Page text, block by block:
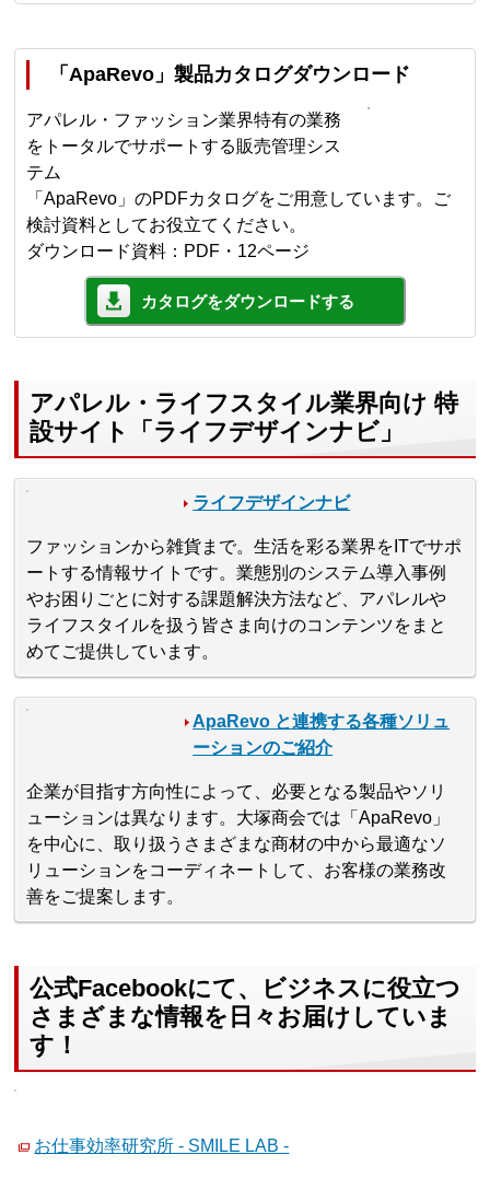
「ApaRevo」製品カタログダウンロード
アパレル・ファッション業界特有の業務
をトータルでサポートする販売管理シス
テム
「ApaRevo」のPDFカタログをご用意しています。ご
検討資料としてお役立てください。
ダウンロード資料：PDF・12ページ
カタログをダウンロードする
アパレル・ライフスタイル業界向け 特
設サイト「ライフデザインナビ」
ライフデザインナビ
ファッションから雑貨まで。生活を彩る業界をITでサポ
ートする情報サイトです。業態別のシステム導入事例
やお困りごとに対する課題解決方法など、アパレルや
ライフスタイルを扱う皆さま向けのコンテンツをまと
めてご提供しています。
ApaRevo と連携する各種ソリュ
ーションのご紹介
企業が目指す方向性によって、必要となる製品やソリ
ューションは異なります。大塚商会では「ApaRevo」
を中心に、取り扱うさまざまな商材の中から最適なソ
リューションをコーディネートして、お客様の業務改
善をご提案します。
公式Facebookにて、ビジネスに役立つ
さまざまな情報を日々お届けしていま
す！
お仕事効率研究所 - SMILE LAB -